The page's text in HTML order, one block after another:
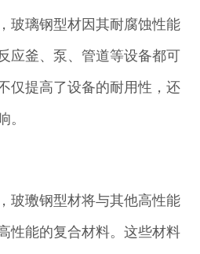
玻璃钢型材因其耐腐蚀性能
应釜、泵、管道等设备都可
仅提高了设备的耐用性，还
。
玻璷钢型材将与其他高性能
性能的复合材料。这些材料